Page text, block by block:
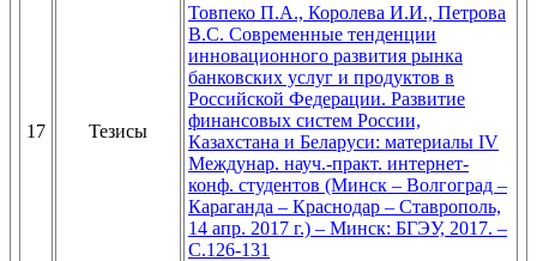
17 Тезисы
Товпеко П.А., Королева И.И., Петрова
В.С. Современные тенденции
инновационного развития рынка
банковских услуг и продуктов в
Российской Федерации. Развитие
финансовых систем России,
Казахстана и Беларуси: материалы IV
Междунар. науч.-практ. интернет-
конф. студентов (Минск – Волгоград –
Караганда – Краснодар – Ставрополь,
14 апр. 2017 г.) – Минск: БГЭУ, 2017. –
С.126-131